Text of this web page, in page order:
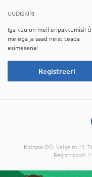
UUDISKIRI
Iga kuu on meil eripakkumisi!
meiega ja saad neist teada
esimesena!
Registreeri
Kotryna OÜ , Valge tn 13,
Registrikood:
© 2026 Kõik õigused on